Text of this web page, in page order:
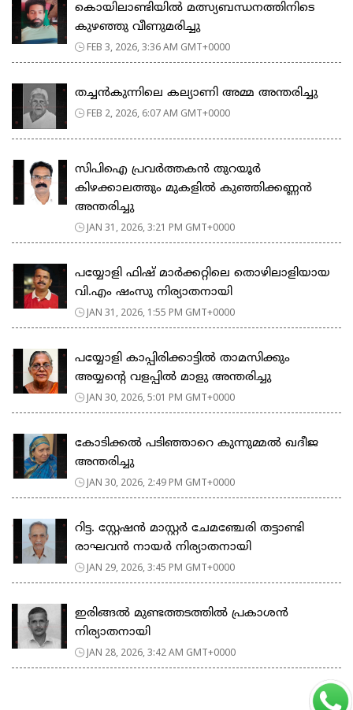
കൊയിലാണ്ടിയില്‍ മത്സ്യബന്ധനത്തിനിടെ
കുഴഞ്ഞു വീണുമരിച്ചു
FEB 3, 2026, 3:36 AM GMT+0000
തച്ചൻകുന്നിലെ കല്യാണി അമ്മ അന്തരിച്ചു
FEB 2, 2026, 6:07 AM GMT+0000
സിപിഐ പ്രവർത്തകൻ തുറയൂർ
കിഴക്കാലത്തും മുകളിൽ കുഞ്ഞിക്കണ്ണൻ
അന്തരിച്ചു
JAN 31, 2026, 3:21 PM GMT+0000
പയ്യോളി ഫിഷ് മാർക്കറ്റിലെ തൊഴിലാളിയായ
വി.എം ഷംസു നിര്യാതനായി
JAN 31, 2026, 1:55 PM GMT+0000
പയ്യോളി കാപ്പിരിക്കാട്ടിൽ താമസിക്കും
അയ്യന്റെ വളപ്പിൽ മാളു അന്തരിച്ചു
JAN 30, 2026, 5:01 PM GMT+0000
കോടിക്കൽ പടിഞ്ഞാറെ കുന്നുമ്മൽ ഖദീജ
അന്തരിച്ചു
JAN 30, 2026, 2:49 PM GMT+0000
റിട്ട. സ്റ്റേഷൻ മാസ്റ്റർ ചേമഞ്ചേരി തട്ടാണ്ടി
രാഘവൻ നായർ നിര്യാതനായി
JAN 29, 2026, 3:45 PM GMT+0000
ഇരിങ്ങൽ മുണ്ടത്തടത്തിൽ പ്രകാശൻ
നിര്യാതനായി
JAN 28, 2026, 3:42 AM GMT+0000